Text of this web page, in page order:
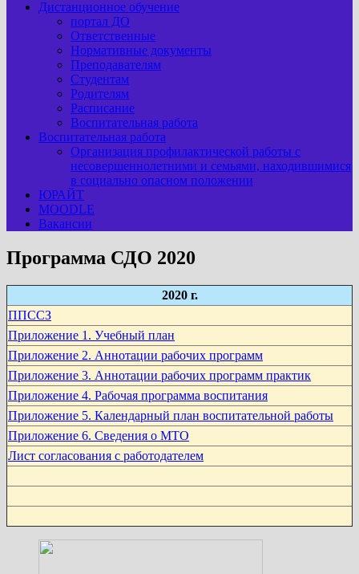
Дистанционное обучение
портал ДО
Ответственные
Нормативные документы
Преподавателям
Студентам
Родителям
Расписание
Воспитательная работа
Воспитательная работа
Организация профилактической работы с
несовершеннолетними и семьями, находившимися
в социально опасном положении
ЮРАЙТ
MOODLE
Вакансии
Программа СДО 2020
2020 г.
ППССЗ
Приложение 1. Учебный план
Приложение 2. Аннотации рабочих программ
Приложение 3. Аннотации рабочих программ практик
Приложение 4. Рабочая программа воспитания
Приложение 5. Календарный план воспитательной работы
Приложение 6. Сведения о МТО
Лист согласования с работодателем